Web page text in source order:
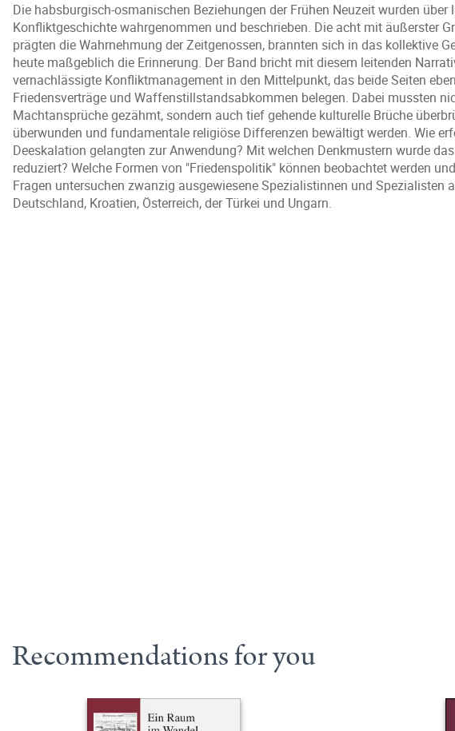
Die habsburgisch-osmanischen Beziehungen der Frühen Neuzeit wurden
Konfliktgeschichte wahrgenommen und beschrieben. Die acht mit äußerster
prägten die Wahrnehmung der Zeitgenossen, brannten sich in das kollektive
heute maßgeblich die Erinnerung. Der Band bricht mit diesem leitenden
vernachlässigte Konfliktmanagement in den Mittelpunkt, das beide Seiten
Friedensverträge und Waffenstillstandsabkommen belegen. Dabei mussten
Machtansprüche gezähmt, sondern auch tief gehende kulturelle Brüche
überwunden und fundamentale religiöse Differenzen bewältigt werden. Wie
Deeskalation gelangten zur Anwendung? Mit welchen Denkmustern wurde
reduziert? Welche Formen von "Friedenspolitik" können beobachtet werden
Fragen untersuchen zwanzig ausgewiesene Spezialistinnen und Spezialisten
Deutschland, Kroatien, Österreich, der Türkei und Ungarn.
Recommendations for you